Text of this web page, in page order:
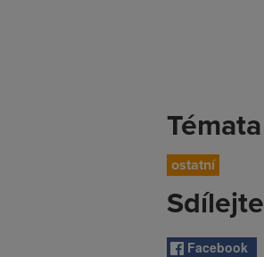
Témata
ostatní
Sdílejte
Facebook